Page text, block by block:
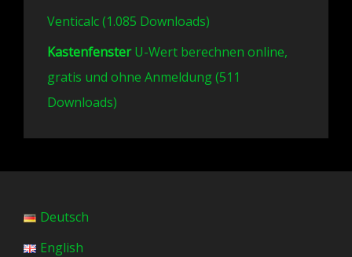
Venticalc (1.085 Downloads)
KastenfensterU-Wert berechnen online,
gratis und ohne Anmeldung (511
Downloads)
Deutsch
English